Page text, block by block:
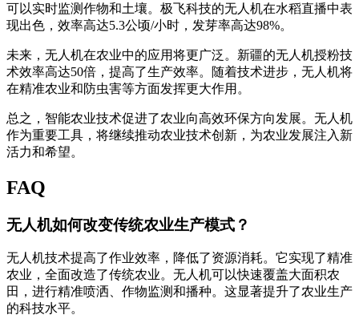
可以实时监测作物和土壤。极飞科技的无人机在水稻直播中表
现出色，效率高达5.3公顷/小时，发芽率高达98%。
未来，无人机在农业中的应用将更广泛。新疆的无人机授粉技
术效率高达50倍，提高了生产效率。随着技术进步，无人机将
在精准农业和防虫害等方面发挥更大作用。
总之，智能农业技术促进了农业向高效环保方向发展。无人机
作为重要工具，将继续推动农业技术创新，为农业发展注入新
活力和希望。
FAQ
无人机如何改变传统农业生产模式？
无人机技术提高了作业效率，降低了资源消耗。它实现了精准
农业，全面改造了传统农业。无人机可以快速覆盖大面积农
田，进行精准喷洒、作物监测和播种。这显著提升了农业生产
的科技水平。